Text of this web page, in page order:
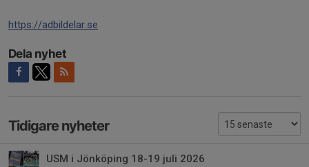
https://adbildelar.se
Dela nyhet
Tidigare nyheter
USM i Jönköping 18-19 juli 2026